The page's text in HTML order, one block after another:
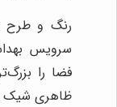
رنگ و طرح
سرویس
فضا را
ظاهری شیک